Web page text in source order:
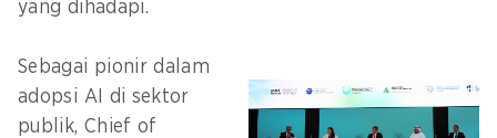
yang dihadapi.
Sebagai pionir dalam
adopsi AI di sektor
publik, Chief of